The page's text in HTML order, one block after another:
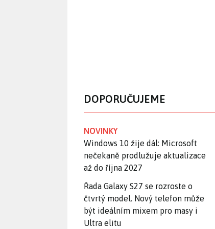
DOPORUČUJEME
NOVINKY
Windows 10 žije dál: Microsoft
nečekaně prodlužuje aktualizace
až do října 2027
Řada Galaxy S27 se rozroste o
čtvrtý model. Nový telefon může
být ideálním mixem pro masy i
Ultra elitu